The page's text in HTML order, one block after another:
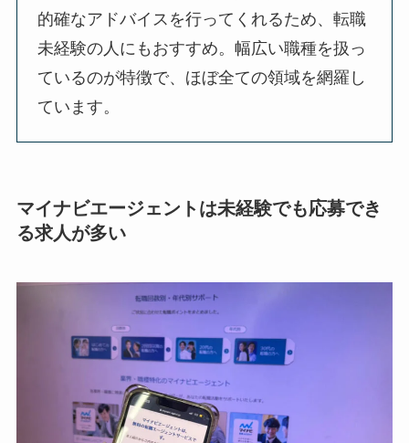
的確なアドバイスを行ってくれるため、転職
未経験の人にもおすすめ。幅広い職種を扱っ
ているのが特徴で、ほぼ全ての領域を網羅し
ています。
マイナビエージェントは未経験でも応募でき
る求人が多い